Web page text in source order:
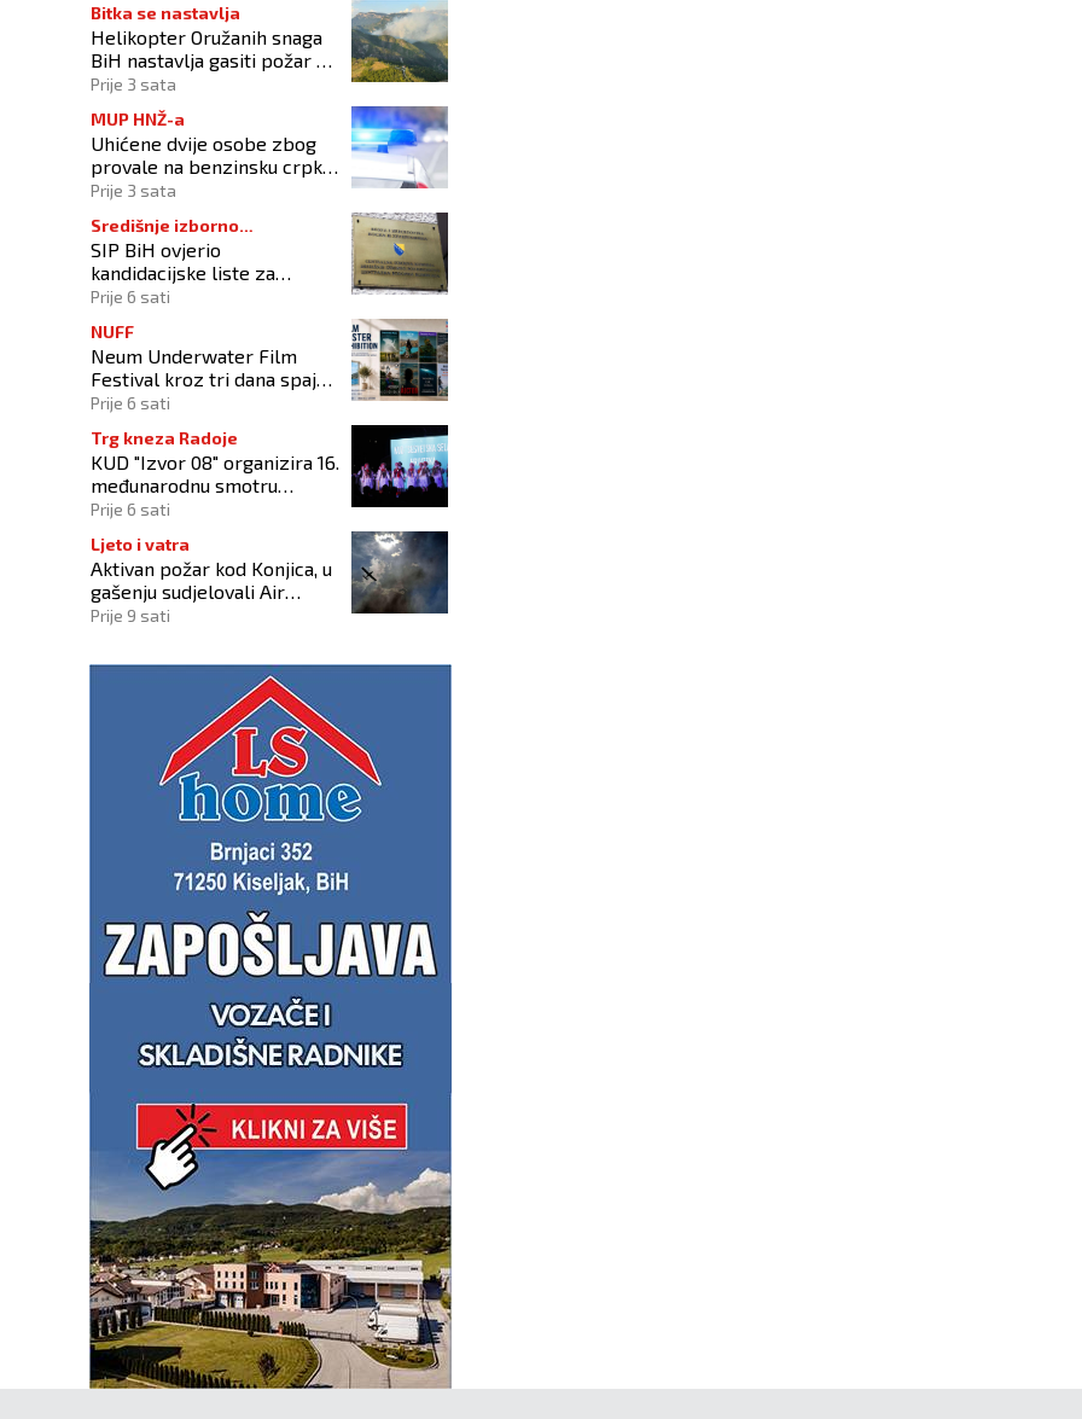
Bitka se nastavlja
Helikopter Oružanih snaga
BiH nastavlja gasiti požar na
području Konjica
Prije 3 sata
MUP HNŽ-a
Uhićene dvije osobe zbog
provale na benzinsku crpku
u Konjicu
Prije 3 sata
Središnje izborno
povjerenstvo
SIP BiH ovjerio
kandidacijske liste za
kompenzacijske mandate na
Prije 6 sati
NUFF
Neum Underwater Film
Festival kroz tri dana spaja
umjetnost filma i more
Prije 6 sati
Trg kneza Radoje
KUD "Izvor 08" organizira 16.
međunarodnu smotru
folklora "Kiseljak 2026"
Prije 6 sati
Ljeto i vatra
Aktivan požar kod Konjica, u
gašenju sudjelovali Air
Tractor i helikopter OS-a
Prije 9 sati